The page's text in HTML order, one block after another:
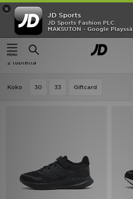
×
JD Sports
JD Sports Fashion PLC
MAKSUTON - Google Playssä
Etusivu
Lapset
Lapset - Adidas Run Falcon
2 tuotetta
Koko 30 33 Giftcard
Etusivu
Ale
Uutuudet
Tuotemerkit